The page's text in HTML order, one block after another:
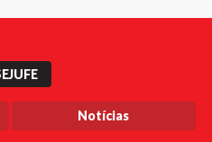
Notícias